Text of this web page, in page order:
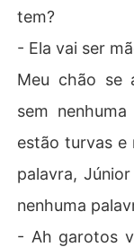
tem?
- Ela vai ser
Meu chão se
sem
estão turvas e
palavra,
nenhuma
- Ah garotos